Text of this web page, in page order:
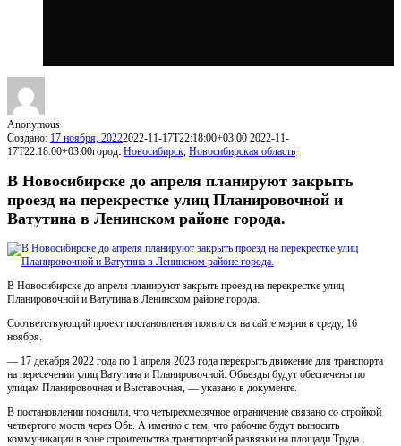
Anonymous
Создано: 17 ноября, 20222022-11-17T22:18:00+03:00 2022-11-
17T22:18:00+03:00город: Новосибирск, Новосибирская область
В Новосибирске до апреля планируют закрыть
проезд на перекрестке улиц Планировочной и
Ватутина в Ленинском районе города.
В Новосибирске до апреля планируют закрыть проезд на перекрестке улиц
Планировочной и Ватутина в Ленинском районе города.
Соответствующий проект постановления появился на сайте мэрии в среду, 16
ноября.
— 17 декабря 2022 года по 1 апреля 2023 года перекрыть движение для транспорта
на пересечении улиц Ватутина и Планировочной. Объезды будут обеспечены по
улицам Планировочная и Выставочная, — указано в документе.
В постановлении пояснили, что четырехмесячное ограничение связано со стройкой
четвертого моста через Обь. А именно с тем, что рабочие будут выносить
коммуникации в зоне строительства транспортной развязки на площади Труда.